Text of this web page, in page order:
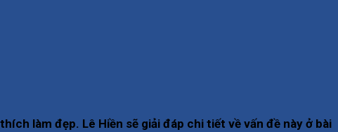
làm đẹp. Lê Hiền sẽ giải đáp chi tiết về vấn đề này ở bài